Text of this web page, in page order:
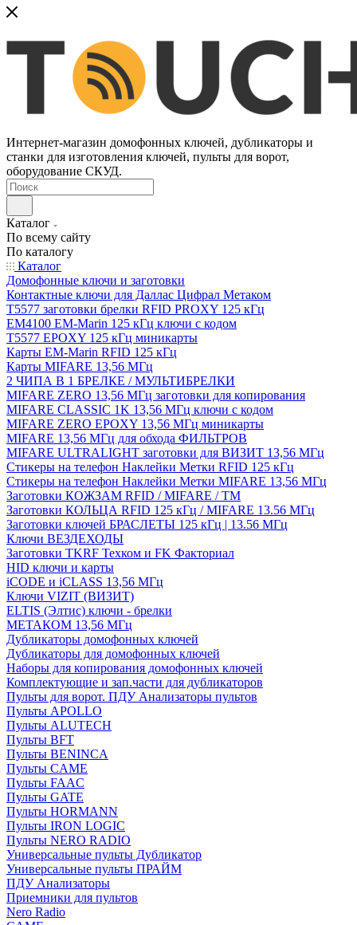
Интернет-магазин домофонных ключей, дубликаторы и
станки для изготовления ключей, пульты для ворот,
оборудование СКУД.
Каталог
По всему сайту
По каталогу
Каталог
Домофонные ключи и заготовки
Контактные ключи для Даллас Цифрал Метаком
T5577 заготовки брелки RFID PROXY 125 кГц
EM4100 EM-Marin 125 кГц ключи с кодом
T5577 EPOXY 125 кГц миникарты
Карты EM-Marin RFID 125 кГц
Карты MIFARE 13,56 МГц
2 ЧИПА В 1 БРЕЛКЕ / МУЛЬТИБРЕЛКИ
MIFARE ZERO 13,56 МГц заготовки для копирования
MIFARE CLASSIC 1K 13,56 МГц ключи с кодом
MIFARE ZERO EPOXY 13,56 МГц миникарты
MIFARE 13,56 МГц для обхода ФИЛЬТРОВ
MIFARE ULTRALIGHT заготовки для ВИЗИТ 13,56 МГц
Стикеры на телефон Наклейки Метки RFID 125 кГц
Стикеры на телефон Наклейки Метки MIFARE 13,56 МГц
Заготовки КОЖЗАМ RFID / MIFARE / TM
Заготовки КОЛЬЦА RFID 125 кГц / MIFARE 13.56 МГц
Заготовки ключей БРАСЛЕТЫ 125 кГц | 13.56 МГц
Ключи ВЕЗДЕХОДЫ
Заготовки TKRF Техком и FK Факториал
HID ключи и карты
iCODE и iCLASS 13,56 МГц
Ключи VIZIT (ВИЗИТ)
ELTIS (Элтис) ключи - брелки
МЕТАКОМ 13,56 МГц
Дубликаторы домофонных ключей
Дубликаторы для домофонных ключей
Наборы для копирования домофонных ключей
Комплектующие и зап.части для дубликаторов
Пульты для ворот. ПДУ Анализаторы пультов
Пульты APOLLO
Пульты ALUTECH
Пульты BFT
Пульты BENINCA
Пульты CAME
Пульты FAAC
Пульты GATE
Пульты HORMANN
Пульты IRON LOGIC
Пульты NERO RADIO
Универсальные пульты Дубликатор
Универсальные пульты ПРАЙМ
ПДУ Анализаторы
Приемники для пультов
Nero Radio